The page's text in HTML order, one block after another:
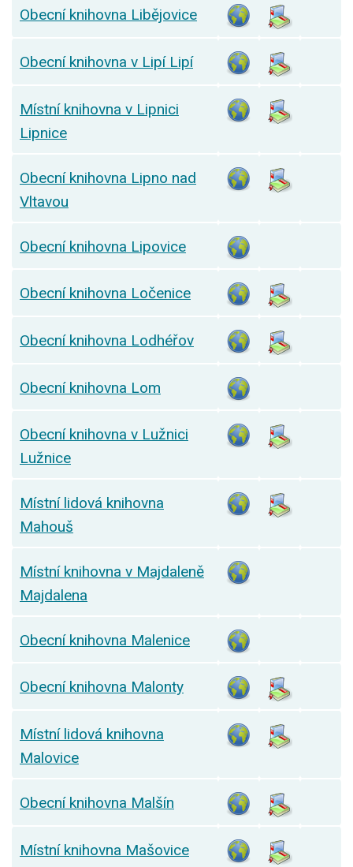
Obecní knihovna Libějovice
Obecní knihovna v Lipí Lipí
Místní knihovna v Lipnici
Lipnice
Obecní knihovna Lipno nad
Vltavou
Obecní knihovna Lipovice
Obecní knihovna Ločenice
Obecní knihovna Lodhéřov
Obecní knihovna Lom
Obecní knihovna v Lužnici
Lužnice
Místní lidová knihovna
Mahouš
Místní knihovna v Majdaleně
Majdalena
Obecní knihovna Malenice
Obecní knihovna Malonty
Místní lidová knihovna
Malovice
Obecní knihovna Malšín
Místní knihovna Mašovice